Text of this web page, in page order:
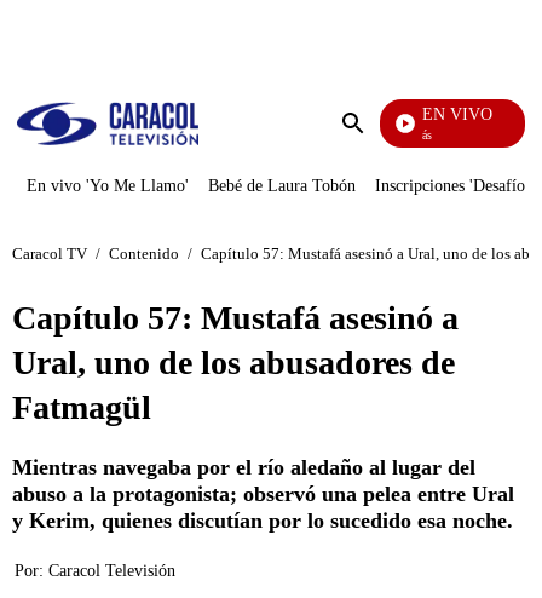
Enviar
EN VIVO
También Caerás
En vivo 'Yo Me Llamo' Bebé de Laura Tobón Inscripciones 'Desafío'
Caracol TV / Contenido / Capítulo 57: Mustafá asesinó a Ural, uno de los
Capítulo 57: Mustafá asesinó a
Ural, uno de los abusadores de
Fatmagül
Mientras navegaba por el río aledaño al lugar del
abuso a la protagonista; observó una pelea entre Ural
y Kerim, quienes discutían por lo sucedido esa noche.
Por: Caracol Televisión